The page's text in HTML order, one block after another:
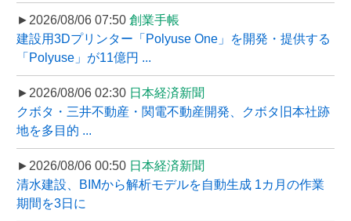
►2026/08/06 07:50 創業手帳
建設用3Dプリンター「Polyuse One」を開発・提供する
「Polyuse」が11億円 ...
►2026/08/06 02:30 日本経済新聞
クボタ・三井不動産・関電不動産開発、クボタ旧本社跡
地を多目的 ...
►2026/08/06 00:50 日本経済新聞
清水建設、BIMから解析モデルを自動生成 1カ月の作業
期間を3日に